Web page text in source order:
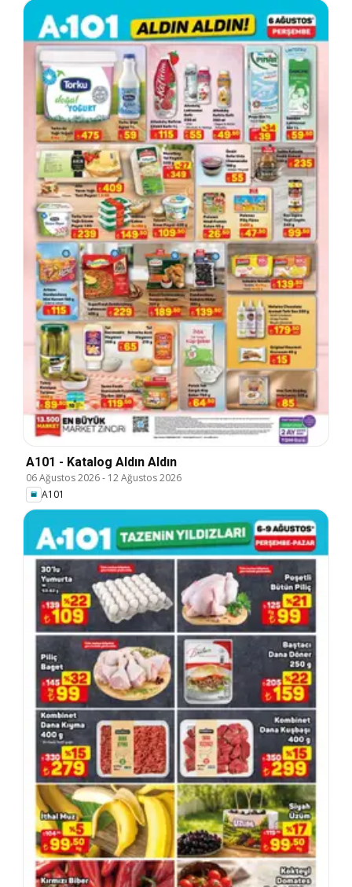
A101 - Katalog Aldın Aldın
06 Ağustos 2026- 12 Ağustos 2026
A101